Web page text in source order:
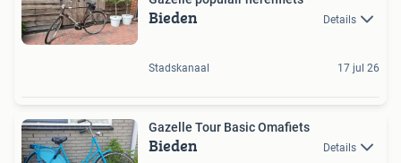
Bieden Details
Stadskanaal 17 jul 26
Gazelle Tour Basic Omafiets
Bieden Details